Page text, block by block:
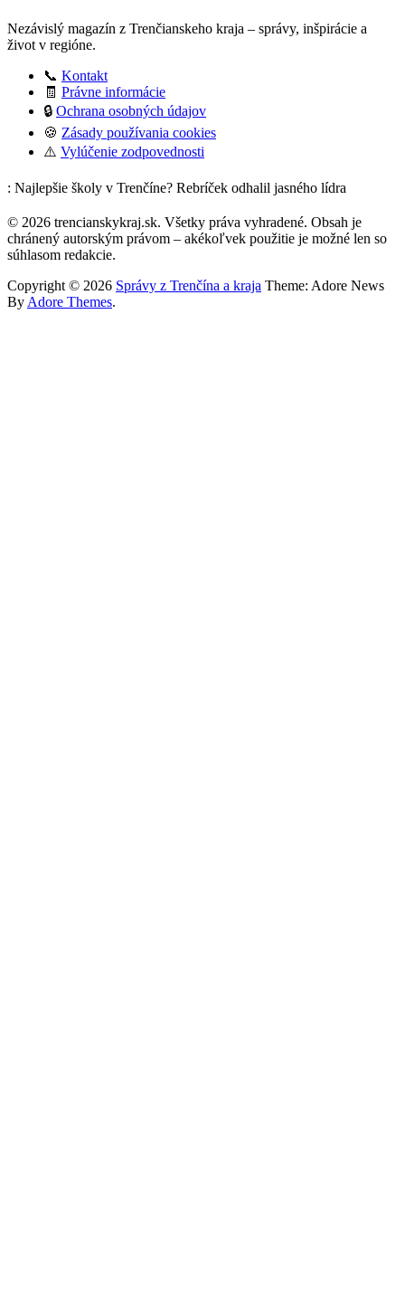
Nezávislý magazín z Trenčianskeho kraja – správy, inšpirácie a
život v regióne.
📞 Kontakt
🧾 Právne informácie
🔒 Ochrana osobných údajov
🍪 Zásady používania cookies
⚠️ Vylúčenie zodpovednosti
: Najlepšie školy v Trenčíne? Rebríček odhalil jasného lídra
© 2026 trencianskykraj.sk. Všetky práva vyhradené. Obsah je
chránený autorským právom – akékoľvek použitie je možné len so
súhlasom redakcie.
Copyright © 2026 Správy z Trenčína a kraja Theme: Adore News
By Adore Themes.